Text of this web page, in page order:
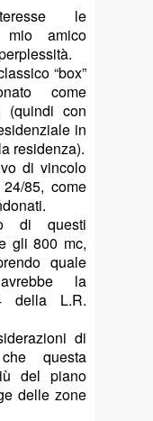
le
mio amico
“box”
come
(quindi con
in
residenza).
di vincolo
85, come
di questi
gli 800 mc,
quale
la
della L.R.
di
questa
del piano
delle zone